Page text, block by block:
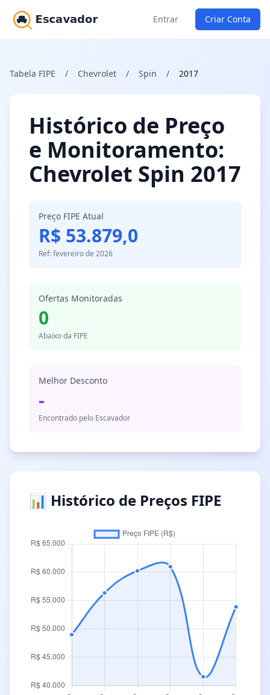
Entrar Criar Conta
Tabela FIPE / Chevrolet / Spin / 2017
Histórico de Preço
e Monitoramento:
Chevrolet Spin 2017
Preço FIPE Atual
R$ 53.879,0
Ref: fevereiro de 2026
Ofertas Monitoradas
0
Abaixo da FIPE
Melhor Desconto
-
Encontrado pelo Escavador
📊 Histórico de Preços FIPE